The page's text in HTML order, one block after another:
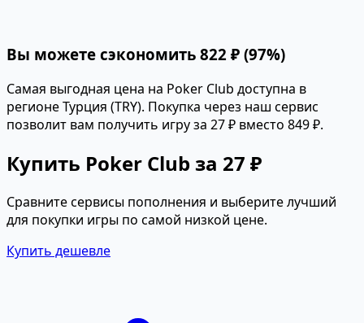
Вы можете сэкономить 822 ₽ (97%)
Самая выгодная цена на Poker Club доступна в
регионе Турция (TRY). Покупка через наш сервис
позволит вам получить игру за 27 ₽ вместо 849 ₽.
Купить Poker Club за 27 ₽
Сравните сервисы пополнения и выберите лучший
для покупки игры по самой низкой цене.
Купить дешевле